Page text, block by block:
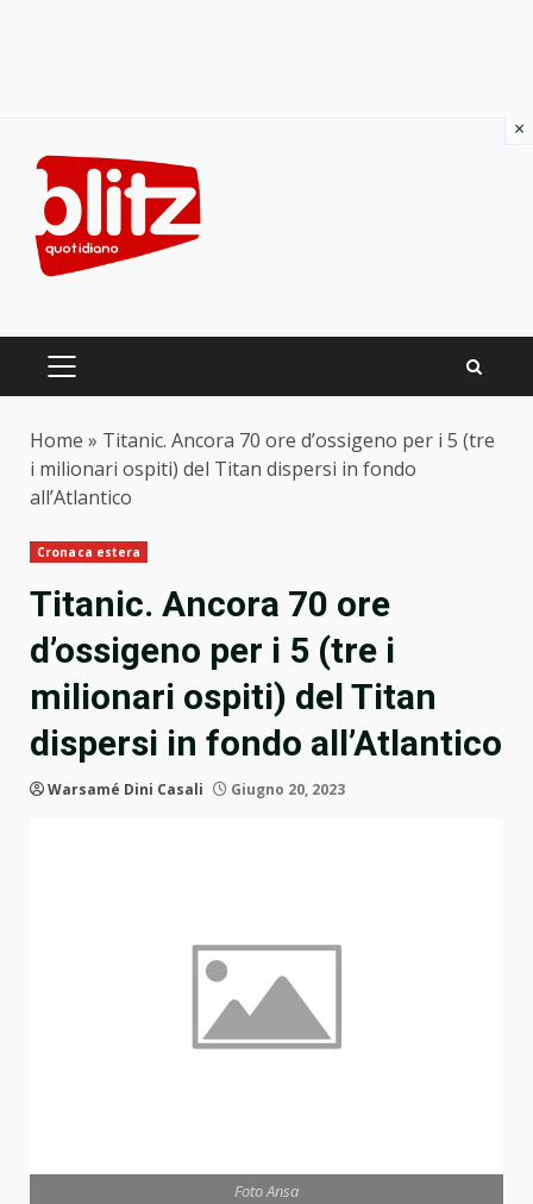
content
PRIMARY
Home » Titanic. Ancora 70 ore d’ossigeno per i 5 (tre
i milionari ospiti) del Titan dispersi in fondo
all’Atlantico
Cronaca estera
Titanic. Ancora 70 ore
d’ossigeno per i 5 (tre i
milionari ospiti) del Titan
dispersi in fondo all’Atlantico
Warsamé Dini Casali Giugno 20, 2023
Foto Ansa
×